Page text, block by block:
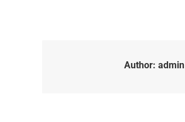
Author: admin